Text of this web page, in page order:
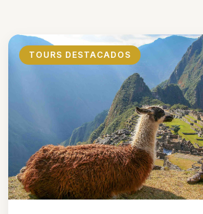
TOURS DESTACADOS